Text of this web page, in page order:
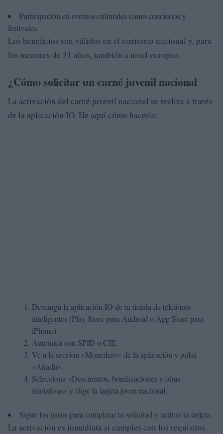
Participación en eventos culturales como conciertos y
festivales.
Los beneficios son válidos en el territorio nacional y, para
los menores de 31 años, también a nivel europeo.
¿Cómo solicitar un carné juvenil nacional
La activación del carné juvenil nacional se realiza a través
de la aplicación IO. He aquí cómo hacerlo:
Descarga la aplicación IO de tu tienda de teléfonos
inteligentes (Play Store para Android o App Store para
iPhone).
Autentica con SPID o CIE.
Ve a la sección «Monedero» de la aplicación y pulsa
«Añadir».
Selecciona «Descuentos, bonificaciones y otras
iniciativas» y elige la tarjeta joven nacional.
Sigue los pasos para completar tu solicitud y activar tu tarjeta.
La activación es inmediata si cumples con los requisitos